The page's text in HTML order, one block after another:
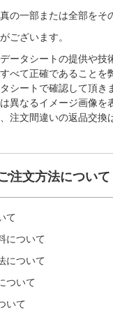
一部または全部をそ
ございます。
タシートの提供や技
べて正確であることを
シートで確認して頂き
異なるイメージ画像を
注文間違いの返品交換
注文方法について
て
について
について
ついて
いて